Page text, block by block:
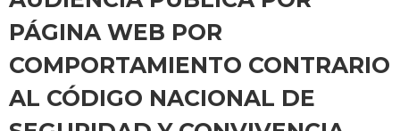
PÁGINA WEB POR
COMPORTAMIENTO CONTRARIO
AL CÓDIGO NACIONAL DE